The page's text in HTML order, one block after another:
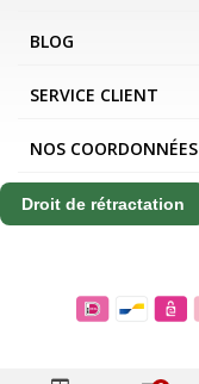
BLOG
SERVICE CLIENT
NOS COORDONNÉES
Droit de rétractation